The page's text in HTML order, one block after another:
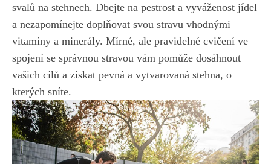
svalů na‍ stehnech. ‌Dbejte na pestrost a vyváženost jídel
a nezapomínejte ​doplňovat svou stravu vhodnými
vitamíny a minerály. Mírné,⁤ ale ⁢pravidelné cvičení ve⁣
spojení ⁤se správnou stravou ‍vám pomůže dosáhnout
vašich cílů a‍ získat pevná a vytvarovaná‌ stehna, o
kterých sníte.